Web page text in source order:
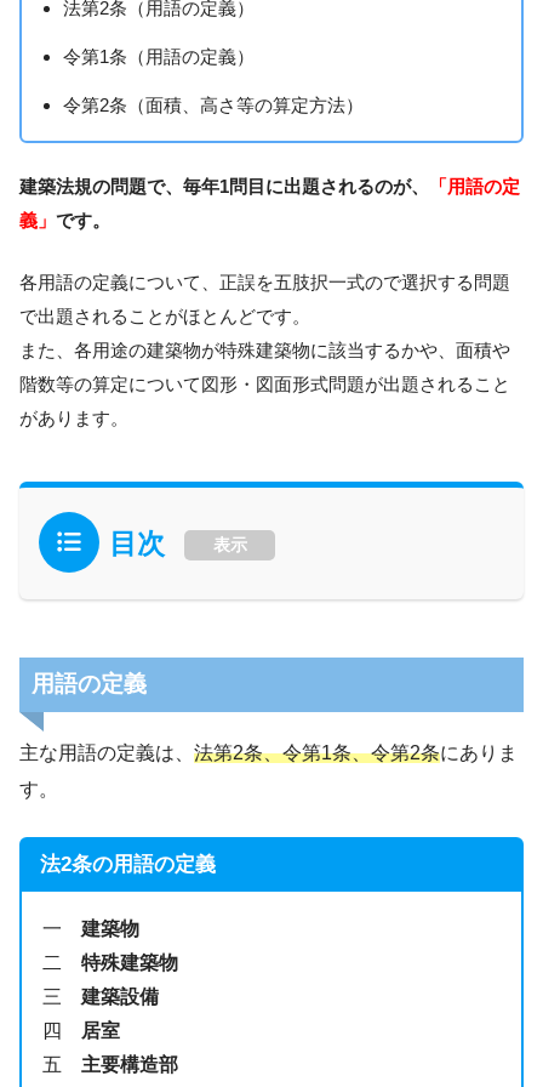
法第2条（用語の定義）
令第1条（用語の定義）
令第2条（面積、高さ等の算定方法）
建築法規の問題で、毎年1問目に出題されるのが、
「用語の定
義」 です。
各用語の定義について、正誤を五肢択一式ので選択する問題
で出題されることがほとんどです。
また、各用途の建築物が特殊建築物に該当するかや、面積や
階数等の算定について図形・図面形式問題が出題されること
があります。
目次 表示
用語の定義
主な用語の定義は、 法第2条、令第1条、令第2条にありま
す。
法2条の用語の定義
一建築物
二特殊建築物
三建築設備
四
居室
五 主要構造部